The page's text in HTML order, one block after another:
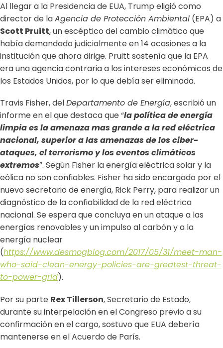
Al llegar a la Presidencia de EUA, Trump eligió como
director de laAgencia de Protección Ambiental (EPA) a
Scott Pruitt, un escéptico del cambio climático que
había demandado judicialmente en 14 ocasiones a la
institución que ahora dirige. Pruitt sostenía que la EPA
era una agencia contraria a los intereses económicos de
los Estados Unidos, por lo que debía ser eliminada.
Travis Fisher, delDepartamento de Energía, escribió un
informe en el que destaca que “la política de energía
limpia es la amenaza mas grande a la red eléctrica
nacional, superior a las amenazas de los ciber-
ataques, el terrorismo y los eventos climáticos
extremos”. Según Fisher la energía eléctrica solar y la
eólica no son confiables. Fisher ha sido encargado por el
nuevo secretario de energía, Rick Perry, para realizar un
diagnóstico de la confiabilidad de la red eléctrica
nacional. Se espera que concluya en un ataque a las
energías renovables y un impulso al carbón y a la
energía nuclear
(https://www.desmogblog.com/2017/05/31/meet-man-
who-said-clean-energy-policies-are-greatest-threat-
to-power-grid).
Por su parte Rex Tillerson, Secretario de Estado,
durante su interpelación en el Congreso previo a su
confirmación en el cargo, sostuvo que EUA debería
mantenerse en el Acuerdo de París.